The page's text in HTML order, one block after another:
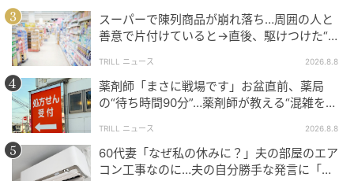
対応方法は金融機関ごとに異なりますが、窓口での本
人確認や暗証番号の再登録・カード再発行などの手続
きが必要になる場合があります。
慌てて再発行する前に確認したいこと
暗証番号が違うと表示されたときは、焦って何度も入
スーパーで陳列商品が崩れ落ち…周囲の人と
善意で片付けていると→直後、駆けつけた“店
TRILL ニュース 2026.8.8
薬剤師「まさに戦場です」お盆直前、薬局
の“待ち時間90分”…薬剤師が教える“混雑を避
TRILL ニュース 2026.8.8
60代妻「なぜ私の休みに？」夫の部屋のエア
コン工事なのに…夫の自分勝手な発言に「ど